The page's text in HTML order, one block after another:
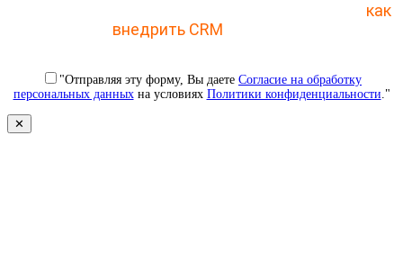
как
внедрить CRM
"Отправляя эту форму, Вы даете Согласие на обработку
персональных данныхна условиях Политики конфиденциальности."
✕